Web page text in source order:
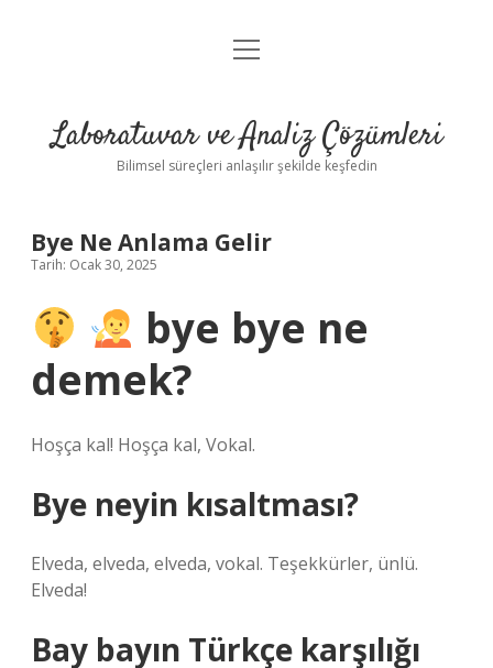
Anasayfa
Yasal Uyarı
menüyü
Laboratuvar ve Analiz Çözümleri
Bilimsel süreçleri anlaşılır şekilde keşfedin
Bye Ne Anlama Gelir
Tarih: Ocak 30, 2025
bye bye ne
demek?
Hoşça kal! Hoşça kal, Vokal.
Bye neyin kısaltması?
Elveda, elveda, elveda, vokal. Teşekkürler, ünlü.
Elveda!
Bay bayın Türkçe karşılığı